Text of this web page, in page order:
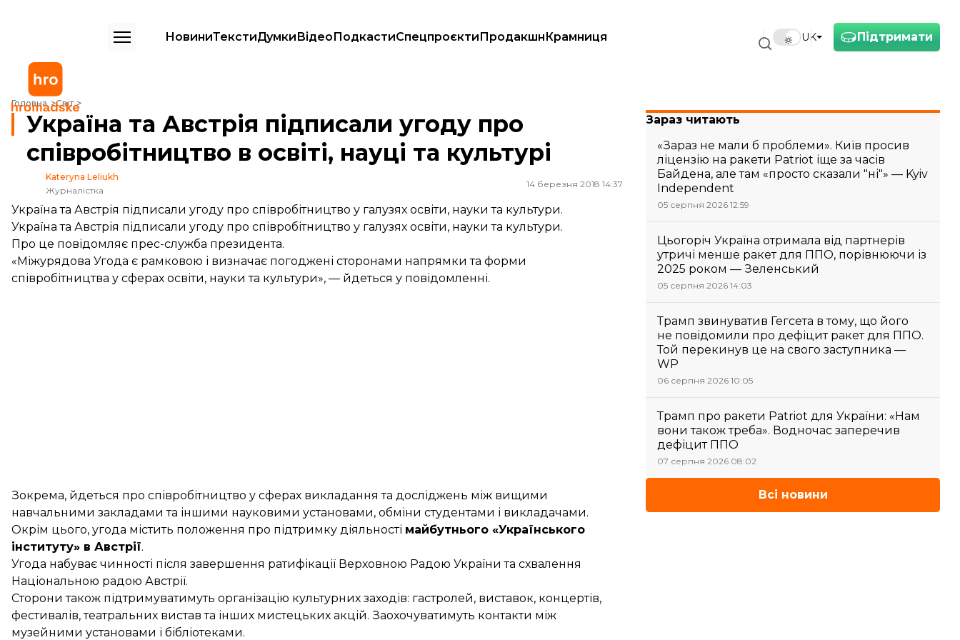
Підтримати
UK
НовиниТекстиДумкиВідеоПодкастиСпецпроєктиПродакшнКрамниця
Головна Світ
Україна та Австрія підписали угоду про співробітництво в освіті, науці та культурі
Україна та Австрія підписали угоду про
співробітництво в освіті, науці та культурі
Kateryna Leliukh
Журналістка
14 березня 2018 14:37
Україна та Австрія підписали угоду про співробітництво у галузях освіти, науки та культури.
Україна та Австрія підписали угоду про співробітництво у галузях освіти, науки та культури.
Про це повідомляє прес-служба президента.
«Міжурядова Угода є рамковою і визначає погоджені сторонами напрямки та форми
співробітництва у сферах освіти, науки та культури», — йдеться у повідомленні.
Зокрема, йдеться про співробітництво у сферах викладання та досліджень між вищими
навчальними закладами та іншими науковими установами, обміни студентами і викладачами.
Окрім цього, угода містить положення про підтримку діяльності майбутнього «Українського
інституту» в Австрії.
Угода набуває чинності після завершення ратифікації Верховною Радою України та схвалення
Національною радою Австрії.
Cторони також підтримуватимуть організацію культурних заходів: гастролей, виставок, концертів,
фестивалів, театральних вистав та інших мистецьких акцій. Заохочуватимуть контакти між
музейними установами і бібліотеками.
Зараз читають
«Зараз не мали б проблеми». Київ просив
ліцензію на ракети Patriot іще за часів
Байдена, але там «просто сказали "ні"» — Kyiv
Independent
05 серпня 2026 12:59
Цьогоріч Україна отримала від партнерів
утричі менше ракет для ППО, порівнюючи із
2025 роком — Зеленський
05 серпня 2026 14:03
Трамп звинуватив Гегсета в тому, що його
не повідомили про дефіцит ракет для ППО.
Той перекинув це на свого заступника —
WP
06 серпня 2026 10:05
Трамп про ракети Patriot для України: «Нам
вони також треба». Водночас заперечив
дефіцит ППО
07 серпня 2026 08:02
Всі новини